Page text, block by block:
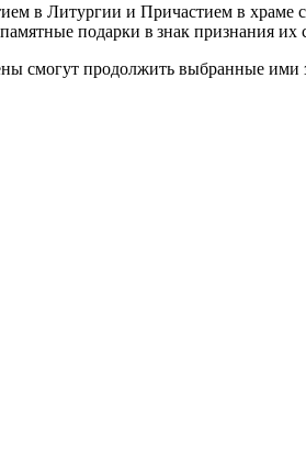
в Литургии и Причастием в храме
подарки в знак признания
смогут продолжить выбранные ими